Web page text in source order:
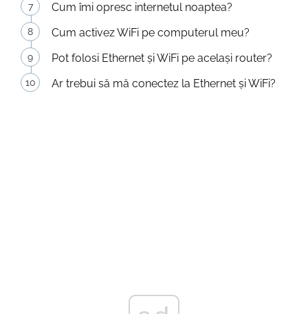
Cum îmi opresc internetul noaptea?
Cum activez WiFi pe computerul meu?
Pot folosi Ethernet și WiFi pe același router?
Ar trebui să mă conectez la Ethernet și WiFi?